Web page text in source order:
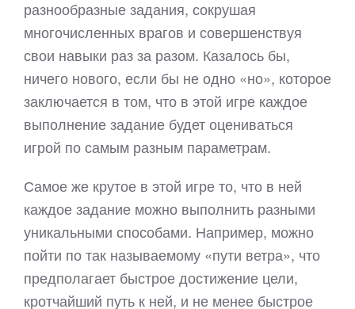
разнообразные задания, сокрушая
многочисленных врагов и совершенствуя
свои навыки раз за разом. Казалось бы,
ничего нового, если бы не одно «но», которое
заключается в том, что в этой игре каждое
выполнение задание будет оцениваться
игрой по самым разным параметрам.
Самое же крутое в этой игре то, что в ней
каждое задание можно выполнить разными
уникальными способами. Например, можно
пойти по так называемому «пути ветра», что
предполагает быстрое достижение цели,
кротчайший путь к ней, и не менее быстрое